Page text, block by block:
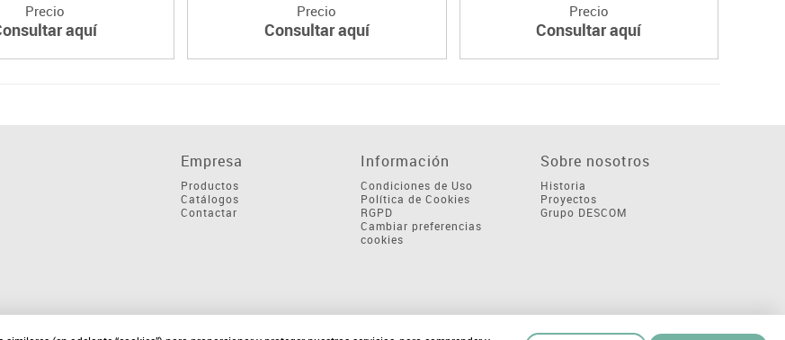
Precio
aquí
Precio
Consultar aquí
Precio
Consultar aquí
Empresa
Productos
Catálogos
Contactar
Información
Condiciones de Uso
Política de Cookies
RGPD
Cambiar preferencias
cookies
Sobre nosotros
Historia
Proyectos
Grupo DESCOM